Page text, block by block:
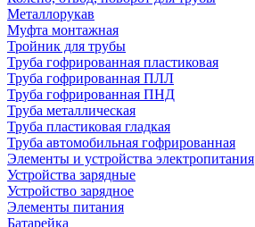
Металлорукав
Муфта монтажная
Тройник для трубы
Труба гофрированная пластиковая
Труба гофрированная ПЛЛ
Труба гофрированная ПНД
Труба металлическая
Труба пластиковая гладкая
Труба автомобильная гофрированная
Элементы и устройства электропитания
Устройства зарядные
Устройство зарядное
Элементы питания
Батарейка